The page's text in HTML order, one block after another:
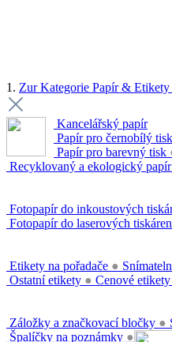
1. Zur Kategorie Papír & Etikety
Kancelářský papír
Papír pro černobílý tisk
Papír pro barevný tisk
Recyklovaný a ekologický papír
Fotopapír do inkoustových
Fotopapír do laserových tiskáren
Etikety na pořadače ●
Ostatní etikety ● Cenové etikety
Záložky a značkovací bločky ●
Špalíčky na poznámky ●